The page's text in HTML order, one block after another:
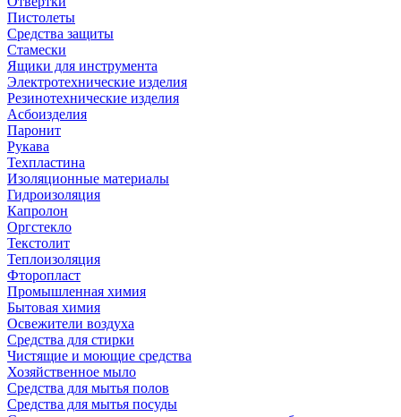
Пистолеты
Средства защиты
Стамески
Ящики для инструмента
Электротехнические изделия
Резинотехнические изделия
Асбоизделия
Паронит
Рукава
Техпластина
Изоляционные материалы
Гидроизоляция
Капролон
Оргстекло
Текстолит
Теплоизоляция
Фторопласт
Промышленная химия
Бытовая химия
Освежители воздуха
Средства для стирки
Чистящие и моющие средства
Хозяйственное мыло
Средства для мытья полов
Средства для мытья посуды